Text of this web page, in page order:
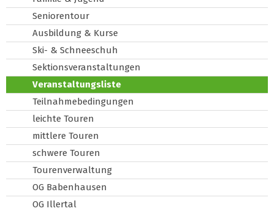
Seniorentour
Ausbildung & Kurse
Ski- & Schneeschuh
Sektionsveranstaltungen
Veranstaltungsliste
Teilnahmebedingungen
leichte Touren
mittlere Touren
schwere Touren
Tourenverwaltung
OG Babenhausen
OG Illertal